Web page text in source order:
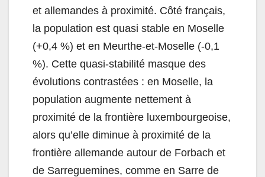
et allemandes à proximité. Côté français,
la population est quasi stable en Moselle
(+0,4 %) et en Meurthe-et-Moselle (-0,1
%). Cette quasi-stabilité masque des
évolutions contrastées : en Moselle, la
population augmente nettement à
proximité de la frontière luxembourgeoise,
alors qu’elle diminue à proximité de la
frontière allemande autour de Forbach et
de Sarreguemines, comme en Sarre de